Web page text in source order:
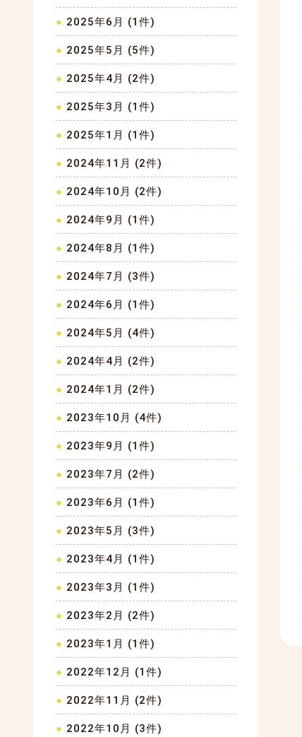
2025年6月 (1件)
2025年5月 (5件)
2025年4月 (2件)
2025年3月 (1件)
2025年1月 (1件)
2024年11月 (2件)
2024年10月 (2件)
2024年9月 (1件)
2024年8月 (1件)
2024年7月 (3件)
2024年6月 (1件)
2024年5月 (4件)
2024年4月 (2件)
2024年1月 (2件)
2023年10月 (4件)
2023年9月 (1件)
2023年7月 (2件)
2023年6月 (1件)
2023年5月 (3件)
2023年4月 (1件)
2023年3月 (1件)
2023年2月 (2件)
2023年1月 (1件)
2022年12月 (1件)
2022年11月 (2件)
2022年10月 (3件)